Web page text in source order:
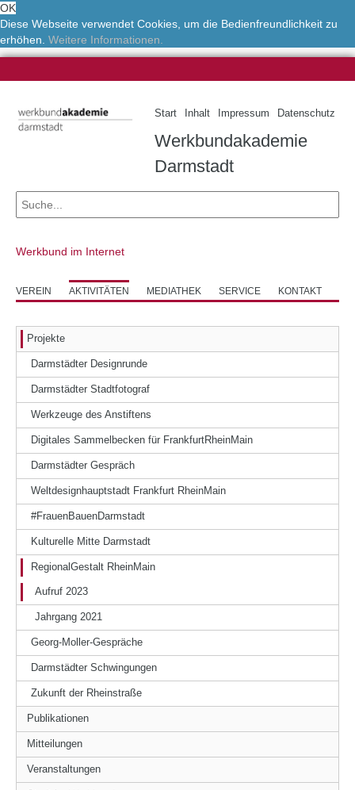
OK
Diese Webseite verwendet Cookies, um die Bedienfreundlichkeit zu
erhöhen. Weitere Informationen.
Start Inhalt Impressum Datenschutz
Werkbundakademie
Darmstadt
Werkbund im Internet
VEREIN AKTIVITÄTEN MEDIATHEK SERVICE KONTAKT
Projekte
Darmstädter Designrunde
Darmstädter Stadtfotograf
Werkzeuge des Anstiftens
Digitales Sammelbecken für FrankfurtRheinMain
Darmstädter Gespräch
Weltdesignhauptstadt Frankfurt RheinMain
#FrauenBauenDarmstadt
Kulturelle Mitte Darmstadt
RegionalGestalt RheinMain
Aufruf 2023
Jahrgang 2021
Georg-Moller-Gespräche
Darmstädter Schwingungen
Zukunft der Rheinstraße
Publikationen
Mitteilungen
Veranstaltungen